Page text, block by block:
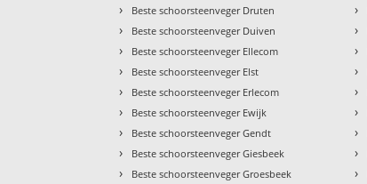
› Beste schoorsteenveger Druten
› Beste schoorsteenveger Duiven
› Beste schoorsteenveger Ellecom
› Beste schoorsteenveger Elst
› Beste schoorsteenveger Erlecom
› Beste schoorsteenveger Ewijk
› Beste schoorsteenveger Gendt
› Beste schoorsteenveger Giesbeek
› Beste schoorsteenveger Groesbeek
›
›
›
›
›
›
›
›
›